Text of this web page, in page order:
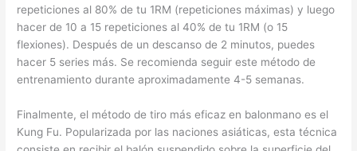
repeticiones al 80% de tu 1RM (repeticiones máximas) y luego
hacer de 10 a 15 repeticiones al 40% de tu 1RM (o 15
flexiones). Después de un descanso de 2 minutos, puedes
hacer 5 series más. Se recomienda seguir este método de
entrenamiento durante aproximadamente 4-5 semanas.
Finalmente, el método de tiro más eficaz en balonmano es el
Kung Fu. Popularizada por las naciones asiáticas, esta técnica